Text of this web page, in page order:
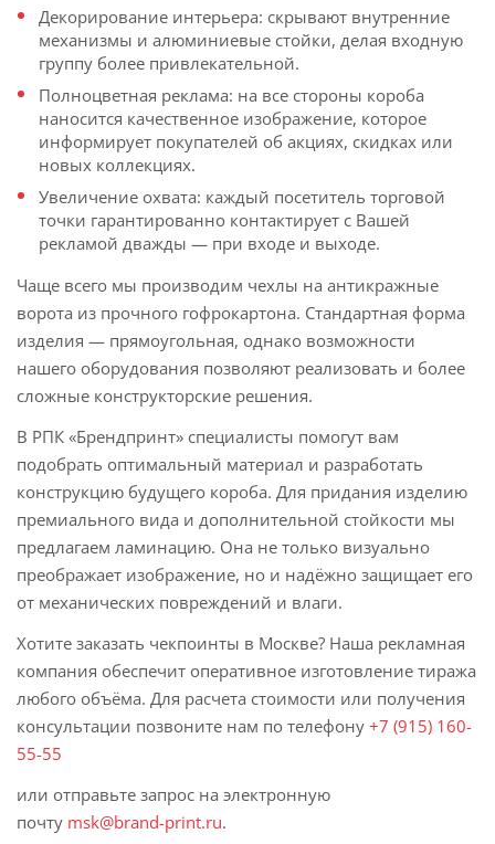
Декорирование интерьера: скрывают внутренние
механизмы и алюминиевые стойки, делая входную
группу более привлекательной.
Полноцветная реклама: на все стороны короба
наносится качественное изображение, которое
информирует покупателей об акциях, скидках или
новых коллекциях.
Увеличение охвата: каждый посетитель торговой
точки гарантированно контактирует с Вашей
рекламой дважды — при входе и выходе.
Чаще всего мы производим чехлы на антикражные
ворота из прочного гофрокартона. Стандартная форма
изделия — прямоугольная, однако возможности
нашего оборудования позволяют реализовать и более
сложные конструкторские решения.
В РПК «Брендпринт» специалисты помогут вам
подобрать оптимальный материал и разработать
конструкцию будущего короба. Для придания изделию
премиального вида и дополнительной стойкости мы
предлагаем ламинацию. Она не только визуально
преображает изображение, но и надёжно защищает его
от механических повреждений и влаги.
Хотите заказать чекпоинты в Москве? Наша рекламная
компания обеспечит оперативное изготовление тиража
любого объёма. Для расчета стоимости или получения
консультации позвоните нам по телефону +7 (915) 160-
55-55
или отправьте запрос на электронную
почту msk@brand-print.ru.